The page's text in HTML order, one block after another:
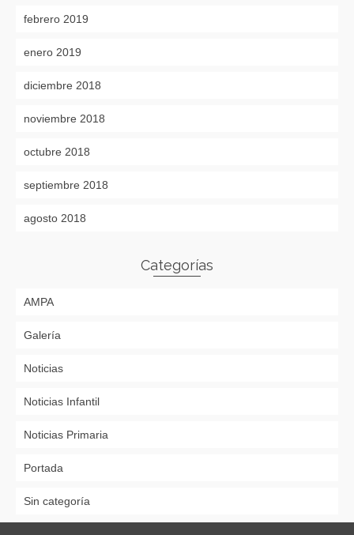
febrero 2019
enero 2019
diciembre 2018
noviembre 2018
octubre 2018
septiembre 2018
agosto 2018
Categorías
AMPA
Galería
Noticias
Noticias Infantil
Noticias Primaria
Portada
Sin categoría